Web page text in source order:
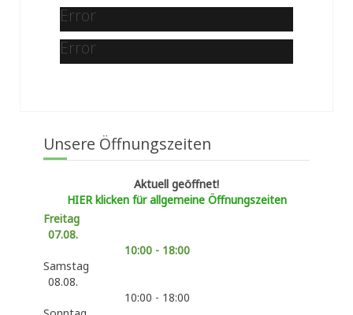
Error
Error
Unsere Öffnungszeiten
Aktuell geöffnet!
HIER klicken für allgemeine Öffnungszeiten
Freitag
07.08.
10:00 - 18:00
Samstag
08.08.
10:00 - 18:00